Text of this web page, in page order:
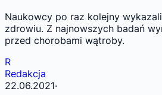
Naukowcy po raz kolejny
zdrowiu. Z najnowszych badań
przed chorobami wątroby.
R
Redakcja
22.06.2021·